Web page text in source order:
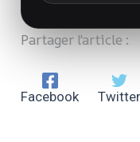
Partager l'article :
Facebook Twitter